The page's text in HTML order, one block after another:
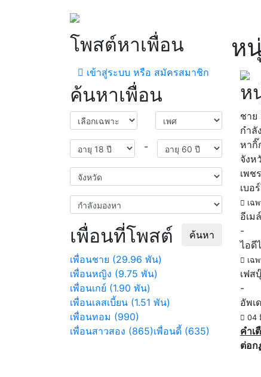
โพสต์หาเพื่อน
เข้าสู่ระบบ หรือ สมัครสมาชิก
ค้นหาเพื่อน
-
ค้นหา
เพื่อนที่โพสต์
เพื่อนชาย (29.96 พัน)
เพื่อนหญิง (9.75 พัน)
เพื่อนเกย์ (1.90 พัน)
เพื่อนเลสเบี้ยน (1.51 พัน)
เพื่อนทอม (990)
เพื่อนสาวสอง (865)เพื่อนดี้ (635)
ห
ห
ชาย
กำลั
หากิ๊
จังห
เพช
เบอ
เฉ
อีเมล์
-
ไอดี
เฉ
เฟส
-
อัพเ
04
คำเ
ต่อ